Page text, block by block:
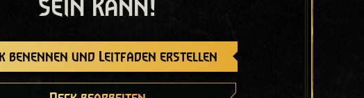
sein kann!
benennen und Leitfaden erstellen